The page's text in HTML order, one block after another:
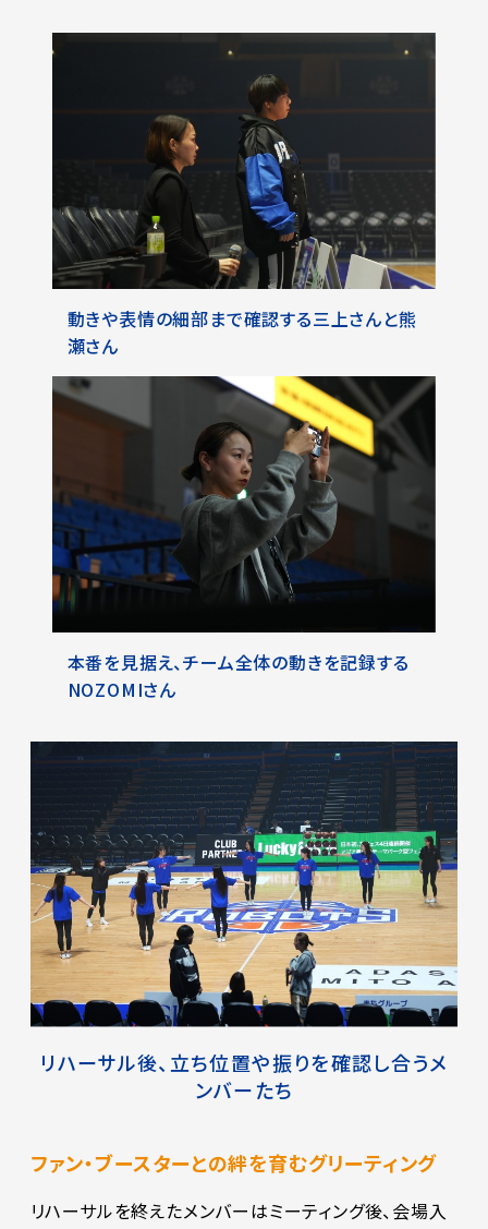
動きや表情の細部まで確認する三上さんと熊
瀬さん
本番を見据え、チーム全体の動きを記録する
NOZOMIさん
リハーサル後、立ち位置や振りを確認し合うメ
ンバーたち
ファン・ブースターとの絆を育むグリーティング
リハーサルを終えたメンバーはミーティング後、会場入